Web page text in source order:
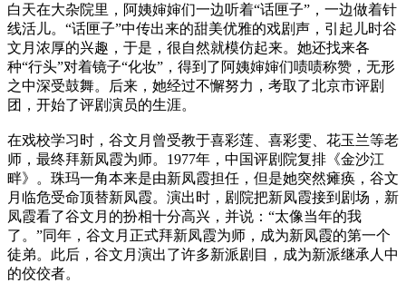
白天在大杂院里，阿姨婶婶们一边听着“话匣子”，一边做着针
线活儿。“话匣子”中传出来的甜美优雅的戏剧声，引起儿时谷
文月浓厚的兴趣，于是，很自然就模仿起来。她还找来各
种“行头”对着镜子“化妆”，得到了阿姨婶婶们啧啧称赞，无形
之中深受鼓舞。后来，她经过不懈努力，考取了北京市评剧
团，开始了评剧演员的生涯。
在戏校学习时，谷文月曾受教于喜彩莲、喜彩雯、花玉兰等老
师，最终拜新凤霞为师。1977年，中国评剧院复排《金沙江
畔》。珠玛一角本来是由新凤霞担任，但是她突然瘫痪，谷文
月临危受命顶替新凤霞。演出时，剧院把新凤霞接到剧场，新
凤霞看了谷文月的扮相十分高兴，并说：“太像当年的我
了。”同年，谷文月正式拜新凤霞为师，成为新凤霞的第一个
徒弟。此后，谷文月演出了许多新派剧目，成为新派继承人中
的佼佼者。